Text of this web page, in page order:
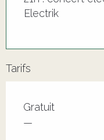
Electrik
Tarifs
Tarifs 2026
Gratuit
—